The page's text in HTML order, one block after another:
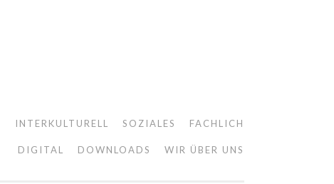
INTERKULTURELL SOZIALES FACHLICH
DIGITAL DOWNLOADS WIR ÜBER UNS